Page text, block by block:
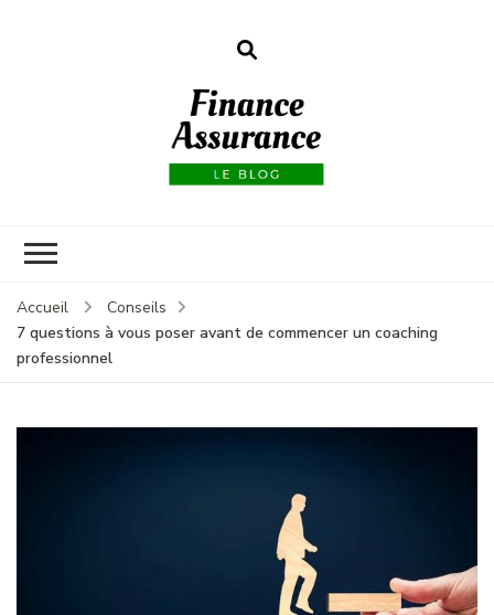
Accueil
Conseils
7 questions à vous poser avant de commencer un coaching
professionnel